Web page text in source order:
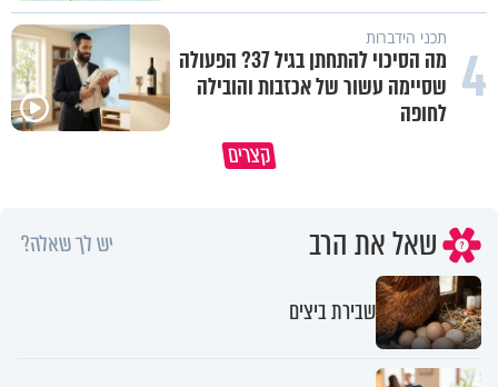
4 תכני הידברות
מה הסיכוי להתחתן בגיל 37? הפעולה
שסיימה עשור של אכזבות והובילה
לחופה
קצרים
שאל את הרב יש לך שאלה?
שבירת ביצים